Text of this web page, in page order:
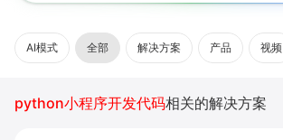
AI模式 全部 解决方案 产品 视频
python小程序开发代码相关的解决方案